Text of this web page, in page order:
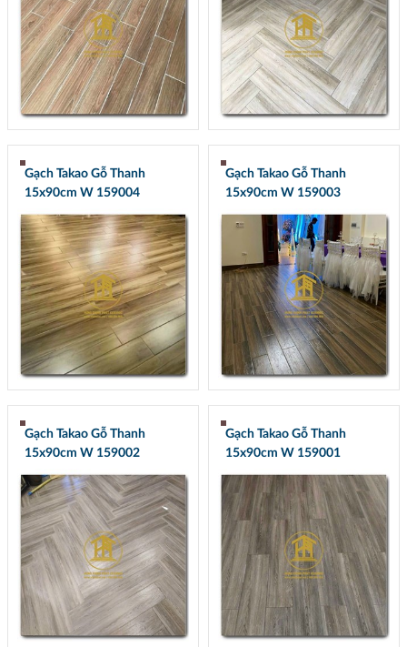
Gạch Takao Gỗ Thanh
15x90cm W 159004
Gạch Takao Gỗ Thanh
15x90cm W 159003
Gạch Takao Gỗ Thanh
15x90cm W 159002
Gạch Takao Gỗ Thanh
15x90cm W 159001